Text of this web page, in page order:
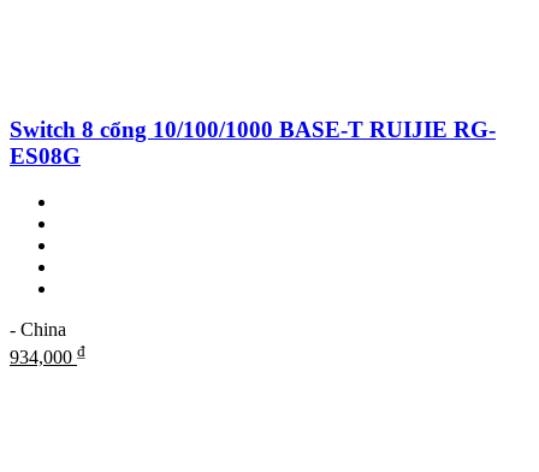
Switch 8 cổng 10/100/1000 BASE-T RUIJIE RG-
ES08G
- China
934,000 ₫